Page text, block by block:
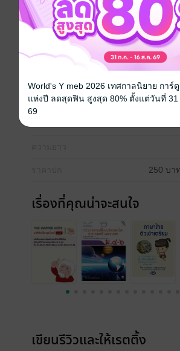
สอบได้อย่างแน่นอน
เตรียมสอบ / ข้อสอบ มัธยม ฟิสิกส์
เตรียมสอบ admission
ประเภทไฟล์
250 บา
เรื่องที่คุณน่าจะสนใจ
เขียนรีวิวและให้เรตติ้ง
World's Y meb 2026 เทศกาลนิยาย การ์
แห่งปี ลดสุดฟิน สูงสุด 80% ตั้งแต่วันที่ 31
69